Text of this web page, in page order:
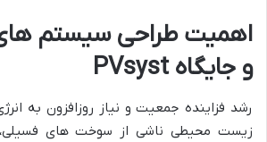
اهمیت طراحی سیستم
و جایگاه PVsyst
رشد فزاینده جمعیت و نیاز روزافزون به
زیست محیطی ناشی از سوخت های فسیلی،